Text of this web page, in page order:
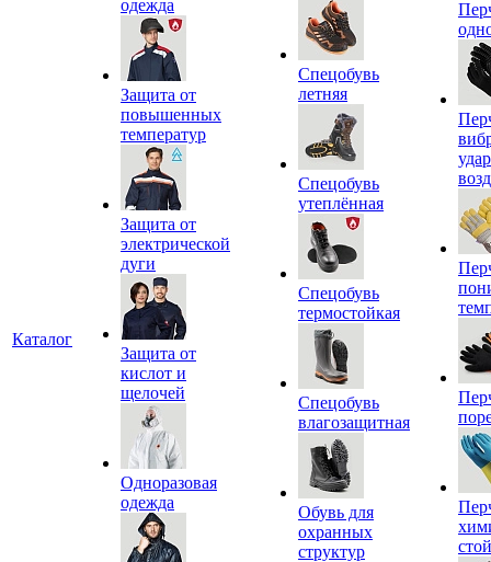
Каталог
одежда
Защита от
повышенных
температур
Защита от
электрической
дуги
Защита от
кислот и
щелочей
Одноразовая
одежда
Спецобувь
летняя
Спецобувь
утеплённая
Спецобувь
термостойкая
Спецобувь
влагозащитная
Обувь для
охранных
структур